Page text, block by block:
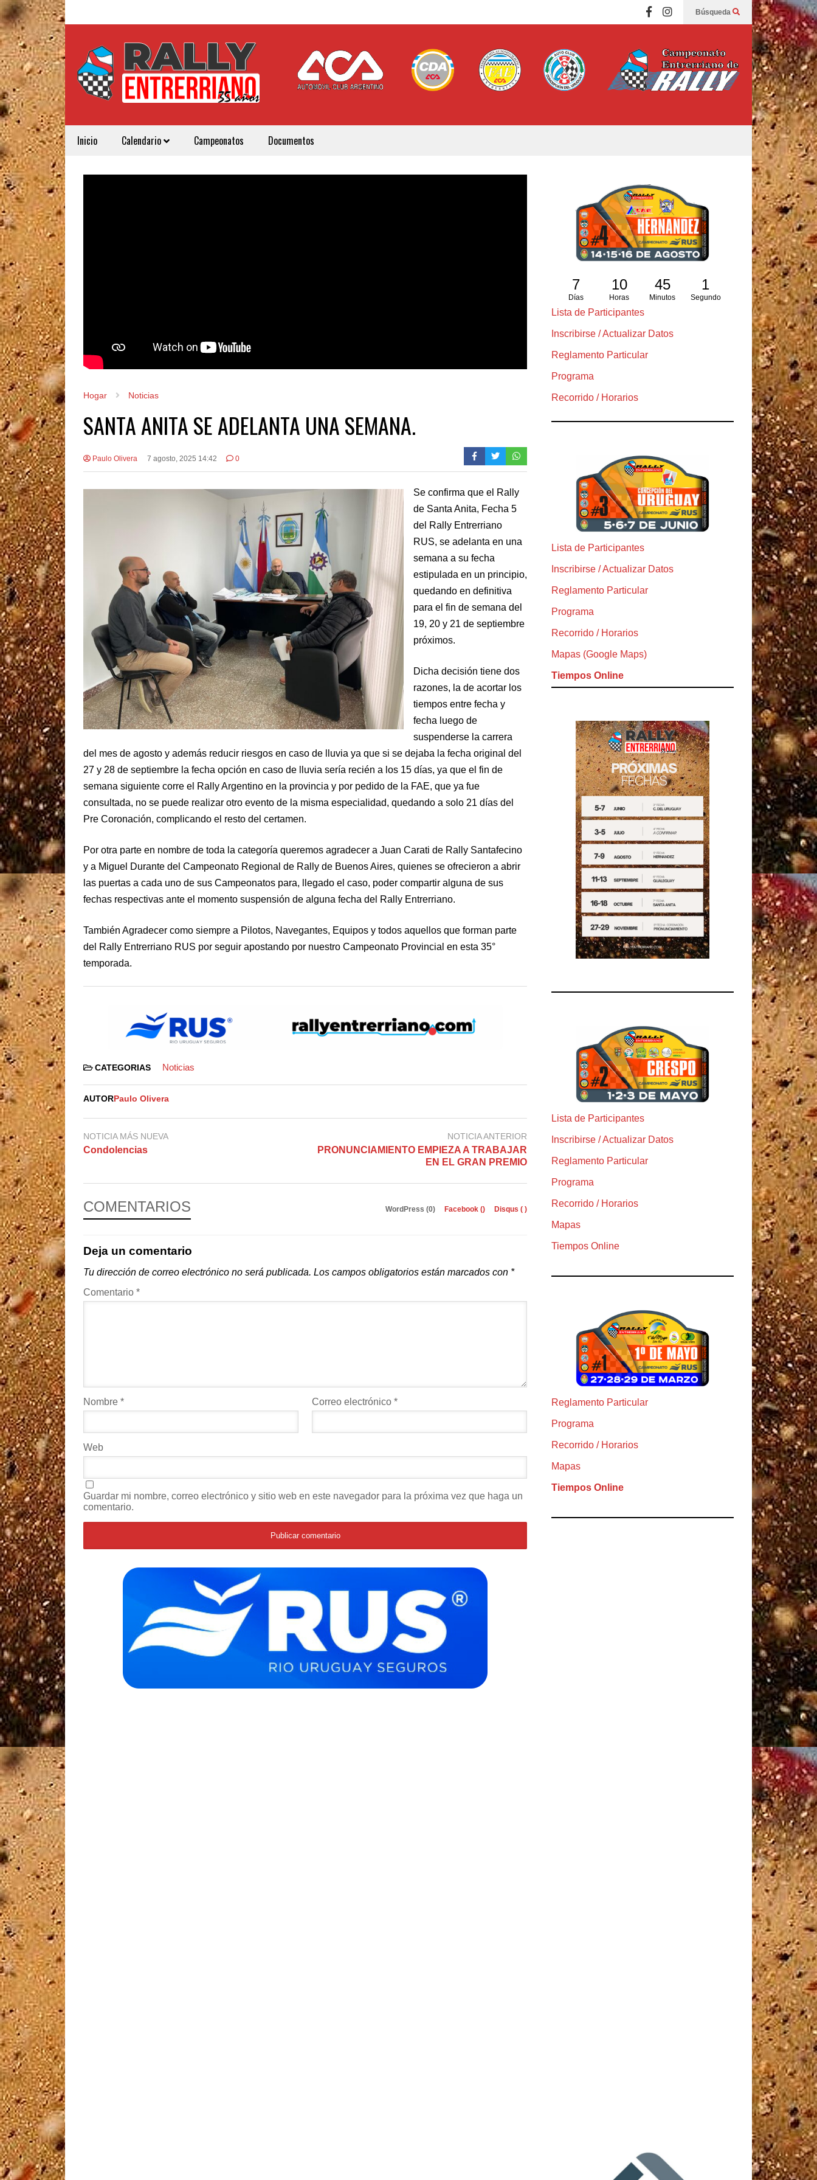
Búsqueda
Inicio Calendario Campeonatos Documentos
Hogar Noticias
SANTA ANITA SE ADELANTA UNA SEMANA.
Paulo Olivera 7 agosto, 2025 14:42 0
Se confirma que el Rally
de Santa Anita, Fecha 5
del Rally Entrerriano
RUS, se adelanta en una
semana a su fecha
estipulada en un principio,
quedando en definitiva
para el fin de semana del
19, 20 y 21 de septiembre
próximos.
Dicha decisión tiene dos
razones, la de acortar los
tiempos entre fecha y
fecha luego de
suspenderse la carrera
del mes de agosto y además reducir riesgos en caso de lluvia ya que si se dejaba la fecha original del
27 y 28 de septiembre la fecha opción en caso de lluvia sería recién a los 15 días, ya que el fin de
semana siguiente corre el Rally Argentino en la provincia y por pedido de la FAE, que ya fue
consultada, no se puede realizar otro evento de la misma especialidad, quedando a solo 21 días del
Pre Coronación, complicando el resto del certamen.
Por otra parte en nombre de toda la categoría queremos agradecer a Juan Carati de Rally Santafecino
y a Miguel Durante del Campeonato Regional de Rally de Buenos Aires, quienes se ofrecieron a abrir
las puertas a cada uno de sus Campeonatos para, llegado el caso, poder compartir alguna de sus
fechas respectivas ante el momento suspensión de alguna fecha del Rally Entrerriano.
También Agradecer como siempre a Pilotos, Navegantes, Equipos y todos aquellos que forman parte
del Rally Entrerriano RUS por seguir apostando por nuestro Campeonato Provincial en esta 35°
temporada.
CATEGORIAS Noticias
AUTOR Paulo Olivera
NOTICIA MÁS NUEVA
Condolencias
NOTICIA ANTERIOR
PRONUNCIAMIENTO EMPIEZA A TRABAJAR
EN EL GRAN PREMIO
COMENTARIOS WordPress (0) Facebook () Disqus ( )
Deja un comentario
Tu dirección de correo electrónico no será publicada. Los campos obligatorios están marcados con *
Comentario *
Nombre * Correo electrónico *
Web
Guardar mi nombre, correo electrónico y sitio web en este navegador para la próxima vez que haga un
comentario.
7
Días
10
Horas
44
Minutos
59
Segundos
Lista de Participantes
Inscribirse / Actualizar Datos
Reglamento Particular
Programa
Recorrido / Horarios
Lista de Participantes
Inscribirse / Actualizar Datos
Reglamento Particular
Programa
Recorrido / Horarios
Mapas (Google Maps)
Tiempos Online
Lista de Participantes
Inscribirse / Actualizar Datos
Reglamento Particular
Programa
Recorrido / Horarios
Mapas
Tiempos Online
Reglamento Particular
Programa
Recorrido / Horarios
Mapas
Tiempos Online